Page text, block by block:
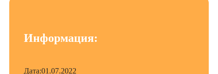
Информация:
Дата:01.07.2022